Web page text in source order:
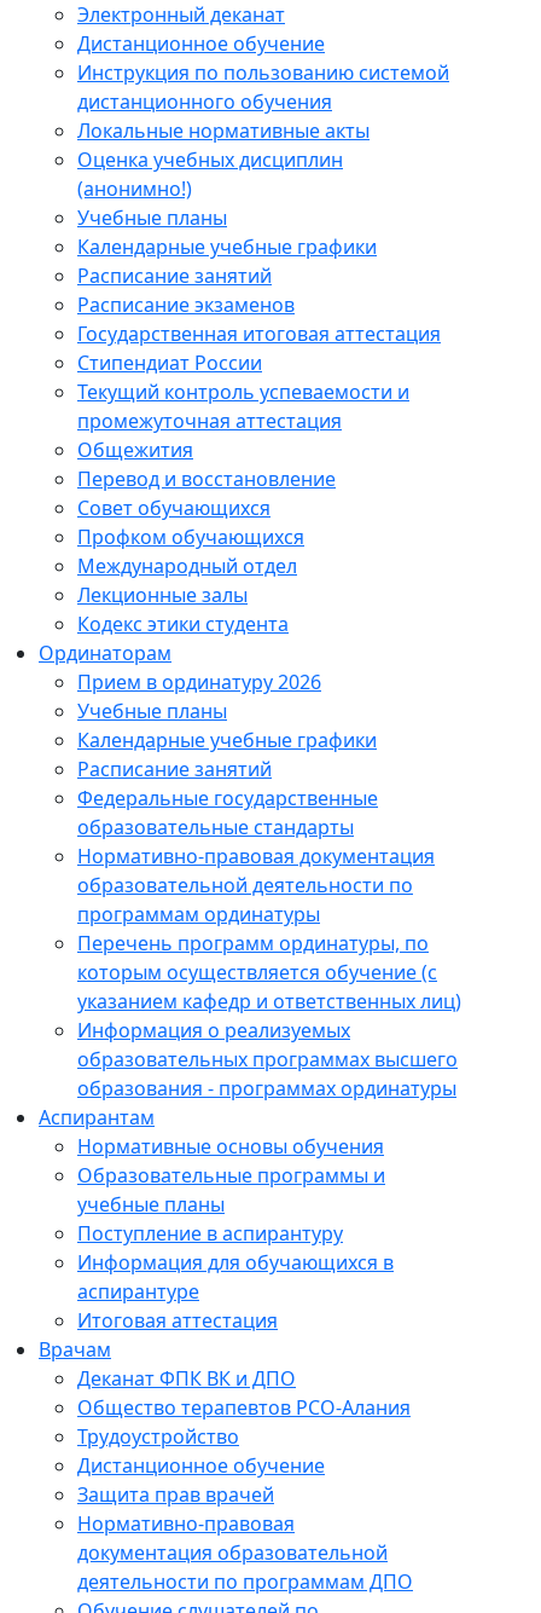
Электронный деканат
Дистанционное обучение
Инструкция по пользованию системой
дистанционного обучения
Локальные нормативные акты
Оценка учебных дисциплин
(анонимно!)
Учебные планы
Календарные учебные графики
Расписание занятий
Расписание экзаменов
Государственная итоговая аттестация
Стипендиат России
Текущий контроль успеваемости и
промежуточная аттестация
Общежития
Перевод и восстановление
Совет обучающихся
Профком обучающихся
Международный отдел
Лекционные залы
Кодекс этики студента
Ординаторам
Прием в ординатуру 2026
Учебные планы
Календарные учебные графики
Расписание занятий
Федеральные государственные
образовательные стандарты
Нормативно-правовая документация
образовательной деятельности по
программам ординатуры
Перечень программ ординатуры, по
которым осуществляется обучение (с
указанием кафедр и ответственных лиц)
Информация о реализуемых
образовательных программах высшего
образования - программах ординатуры
Аспирантам
Нормативные основы обучения
Образовательные программы и
учебные планы
Поступление в аспирантуру
Информация для обучающихся в
аспирантуре
Итоговая аттестация
Врачам
Деканат ФПК ВК и ДПО
Общество терапевтов РСО-Алания
Трудоустройство
Дистанционное обучение
Защита прав врачей
Нормативно-правовая
документация образовательной
деятельности по программам ДПО